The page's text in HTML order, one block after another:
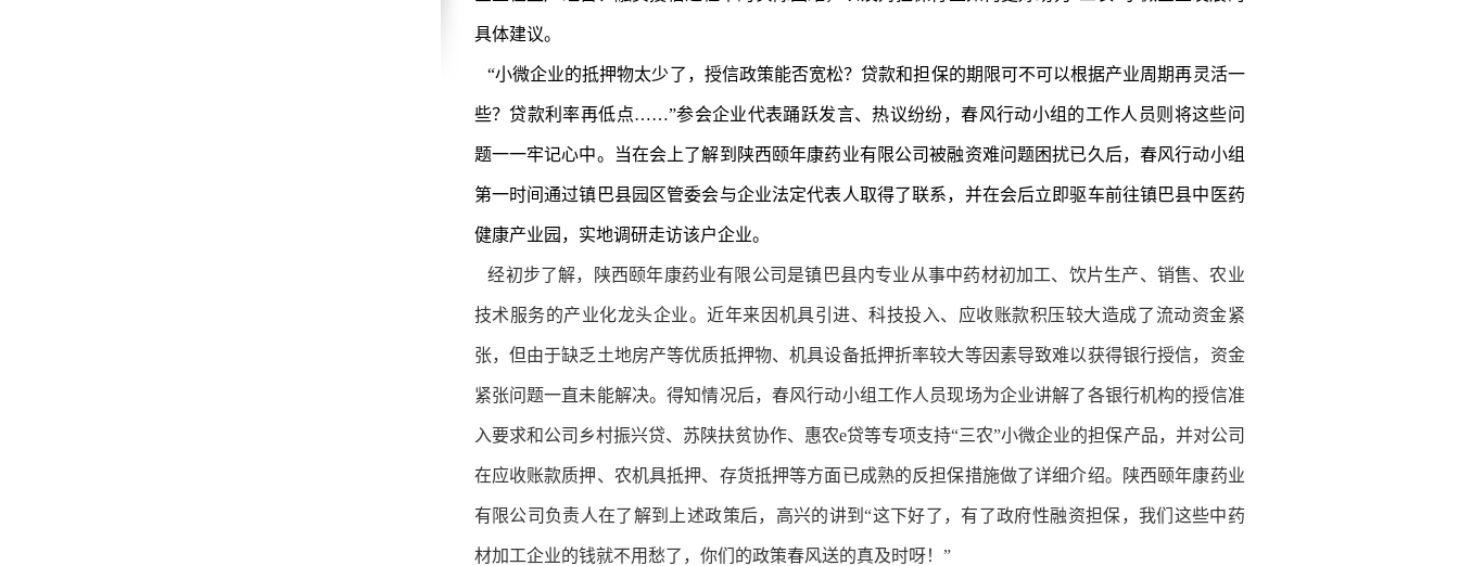
具体建议。
“小微企业的抵押物太少了，授信政策能否宽松？贷款和担保的期限可不可以根据产业周期再灵活一
些？贷款利率再低点……”参会企业代表踊跃发言、热议纷纷，春风行动小组的工作人员则将这些问
题一一牢记心中。当在会上了解到陕西颐年康药业有限公司被融资难问题困扰已久后，春风行动小组
第一时间通过镇巴县园区管委会与企业法定代表人取得了联系，并在会后立即驱车前往镇巴县中医药
健康产业园，实地调研走访该户企业。
经初步了解，陕西颐年康药业有限公司是镇巴县内专业从事中药材初加工、饮片生产、销售、农业
技术服务的产业化龙头企业。近年来因机具引进、科技投入、应收账款积压较大造成了流动资金紧
张，但由于缺乏土地房产等优质抵押物、机具设备抵押折率较大等因素导致难以获得银行授信，资金
紧张问题一直未能解决。得知情况后，春风行动小组工作人员现场为企业讲解了各银行机构的授信准
入要求和公司乡村振兴贷、苏陕扶贫协作、惠农e贷等专项支持“三农”小微企业的担保产品，并对公司
在应收账款质押、农机具抵押、存货抵押等方面已成熟的反担保措施做了详细介绍。陕西颐年康药业
有限公司负责人在了解到上述政策后，高兴的讲到“这下好了，有了政府性融资担保，我们这些中药
材加工企业的钱就不用愁了，你们的政策春风送的真及时呀！”